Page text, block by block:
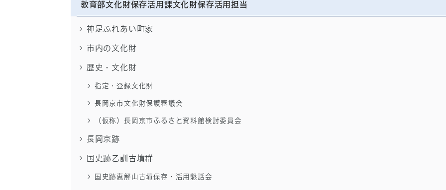
教育部文化財保存活用課文化財保存活用担当
神足ふれあい町家
市内の文化財
歴史・文化財
指定・登録文化財
長岡京市文化財保護審議会
（仮称）長岡京市ふるさと資料館検討委員会
長岡京跡
国史跡乙訓古墳群
国史跡恵解山古墳保存・活用懇話会